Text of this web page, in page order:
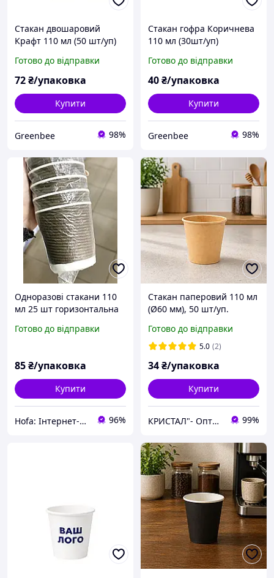
Стакан двошаровий
Крафт 110 мл (50 шт/уп)
Готово до відправки
72₴/упаковка
Купити
Greenbee 98%
Стакан гофра Коричнева
110 мл (30шт/уп)
Готово до відправки
40₴/упаковка
Купити
Greenbee 98%
Одноразові стакани 110
мл 25 шт горизонтальна
кольору Щільні склянки
Готово до відправки
85₴/упаковка
Купити
Hofa: Інтернет-магазин взуття, одягу і товарів для дому! 96%
Стакан паперовий 110 мл
(Ø60 мм), 50 шт/уп.
(84 уп./ящик) для гарячих,
холодних напоїв
Готово до відправки
5.0 (2)
34₴/упаковка
Купити
КРИСТАЛ"- Оптова та розрібна торгівля одноразовим посудом,товарами санітарно-побутового призначення 99%